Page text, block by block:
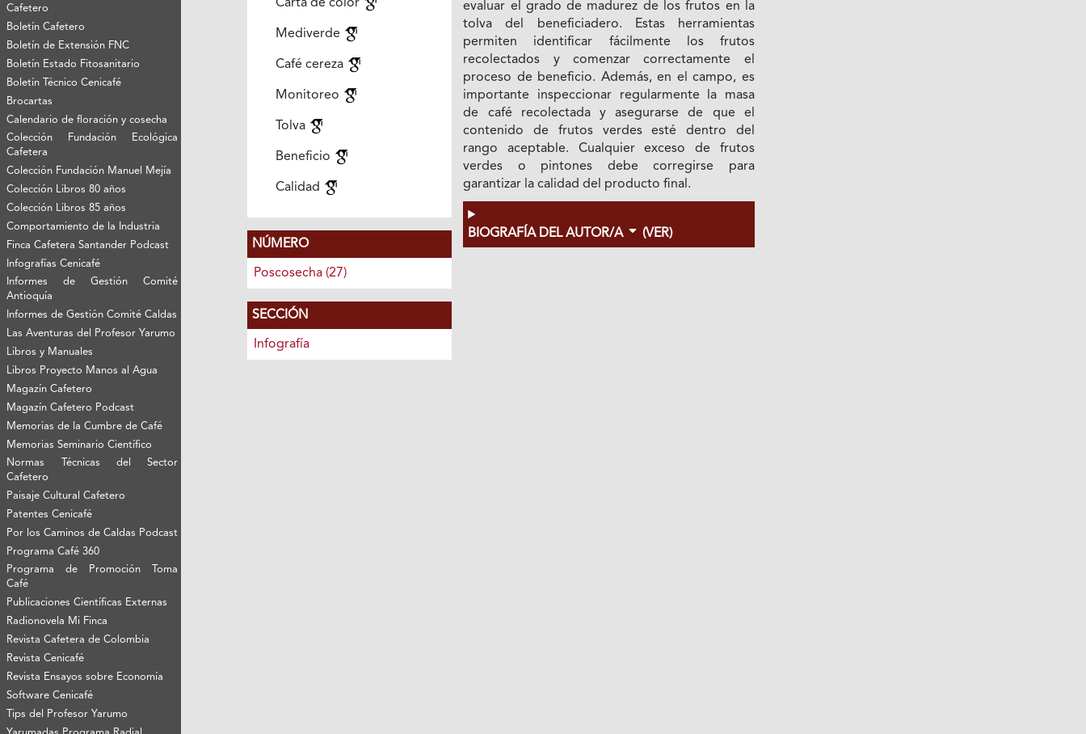
Cafetero
Boletín Cafetero
Boletín de Extensión FNC
Boletín Estado Fitosanitario
Boletín Técnico Cenicafé
Brocartas
Calendario de floración y cosecha
Colección Fundación Ecológica
Cafetera
Colección Fundación Manuel Mejía
Colección Libros 80 años
Colección Libros 85 años
Comportamiento de la Industria
Finca Cafetera Santander Podcast
Infografías Cenicafé
Informes de Gestión Comité
Antioquía
Informes de Gestión Comité Caldas
Las Aventuras del Profesor Yarumo
Libros y Manuales
Libros Proyecto Manos al Agua
Magazín Cafetero
Magazín Cafetero Podcast
Memorias de la Cumbre de Café
Memorias Seminario Científico
Normas Técnicas del Sector
Cafetero
Paisaje Cultural Cafetero
Patentes Cenicafé
Por los Caminos de Caldas Podcast
Programa Café 360
Programa de Promoción Toma
Café
Publicaciones Científicas Externas
Radionovela Mi Finca
Revista Cafetera de Colombia
Revista Cenicafé
Revista Ensayos sobre Economía
Software Cenicafé
Tips del Profesor Yarumo
Carta de color
Mediverde
Café cereza
Monitoreo
Tolva
Beneficio
Calidad
NÚMERO
Poscosecha (27)
SECCIÓN
Infografía
evaluar el grado de madurez de los frutos en la
tolva del beneficiadero. Estas herramientas
permiten identificar fácilmente los frutos
recolectados y comenzar correctamente el
proceso de beneficio. Además, en el campo, es
importante inspeccionar regularmente la masa
de café recolectada y asegurarse de que el
contenido de frutos verdes esté dentro del
rango aceptable. Cualquier exceso de frutos
verdes o pintones debe corregirse para
garantizar la calidad del producto final.
BIOGRAFÍA DEL AUTOR/A (VER)